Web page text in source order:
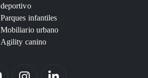
deportivo
Parques infantiles
Mobiliario urbano
Agility canino